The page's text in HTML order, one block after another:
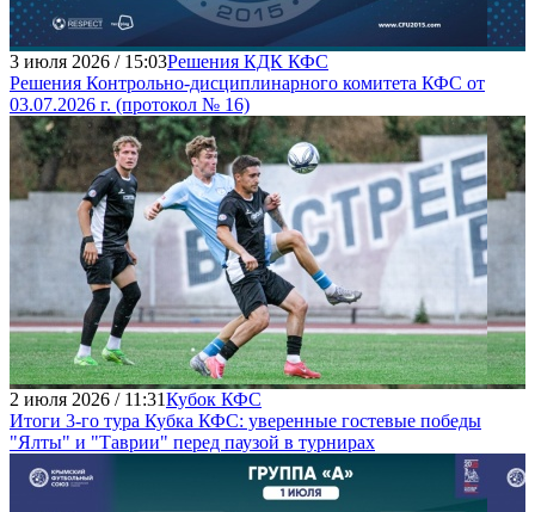
3 июля 2026 / 15:03Решения КДК КФС
Решения Контрольно-дисциплинарного комитета КФС от
03.07.2026 г. (протокол № 16)
2 июля 2026 / 11:31Кубок КФС
Итоги 3-го тура Кубка КФС: уверенные гостевые победы
"Ялты" и "Таврии" перед паузой в турнирах